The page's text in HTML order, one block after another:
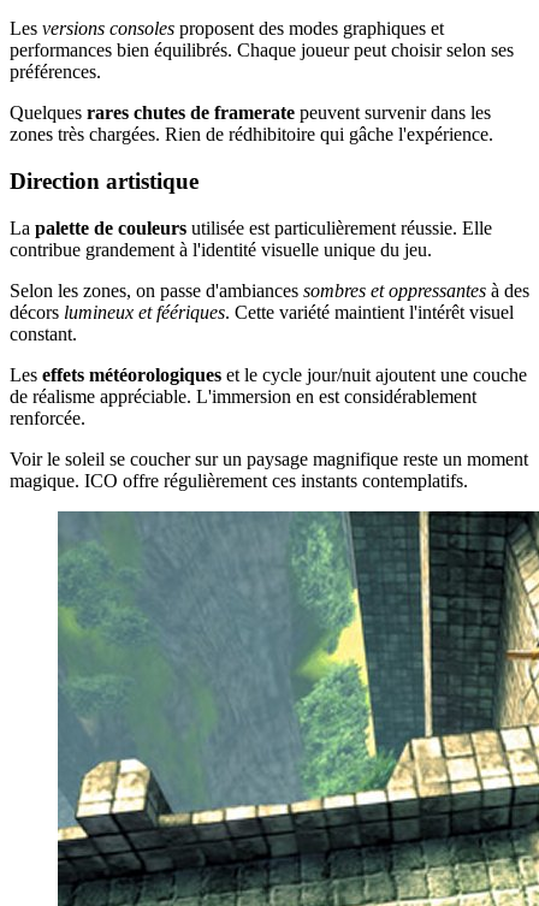
Les versions consoles proposent des modes graphiques et
performances bien équilibrés. Chaque joueur peut choisir selon ses
préférences.
Quelques rares chutes de framerate peuvent survenir dans les
zones très chargées. Rien de rédhibitoire qui gâche l'expérience.
Direction artistique
La palette de couleurs utilisée est particulièrement réussie. Elle
contribue grandement à l'identité visuelle unique du jeu.
Selon les zones, on passe d'ambiances sombres et oppressantes à des
décors lumineux et féériques. Cette variété maintient l'intérêt visuel
constant.
Les effets météorologiques et le cycle jour/nuit ajoutent une couche
de réalisme appréciable. L'immersion en est considérablement
renforcée.
Voir le soleil se coucher sur un paysage magnifique reste un moment
magique. ICO offre régulièrement ces instants contemplatifs.